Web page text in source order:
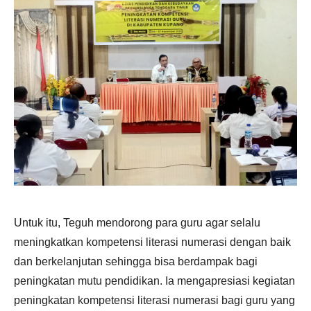
Untuk itu, Teguh mendorong para guru agar selalu
meningkatkan kompetensi literasi numerasi dengan baik
dan berkelanjutan sehingga bisa berdampak bagi
peningkatan mutu pendidikan. Ia mengapresiasi kegiatan
peningkatan kompetensi literasi numerasi bagi guru yang